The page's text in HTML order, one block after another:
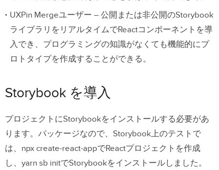
UXPin Mergeユーザー – 公開または非公開のStorybook
ライブラリをリアルタイムでReactコンポーネントを導
入でき、プログラミングの知識がなくても機能的にプ
ロトタイプを作成することができる。
Storybook を導入
プロジェクトにStorybookをインストールする必要があ
ります。パッケージなので、Storybook上のテストで
は、npx create-react-appでReactプロジェクトを作成
し、yarn sb initでStorybookをインストールしました。